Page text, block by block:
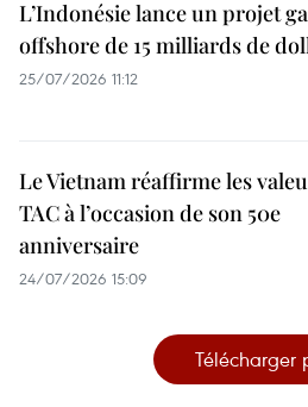
L’Indonésie lance un projet
offshore de 15 milliards de
25/07/2026 11:12
Le Vietnam réaffirme les
TAC à l’occasion de son 50e
anniversaire
24/07/2026 15:09
Télécharger